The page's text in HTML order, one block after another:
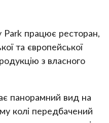
Park працює ресторан,
та європейської
з власного
панорамний вид на
колі передбачений